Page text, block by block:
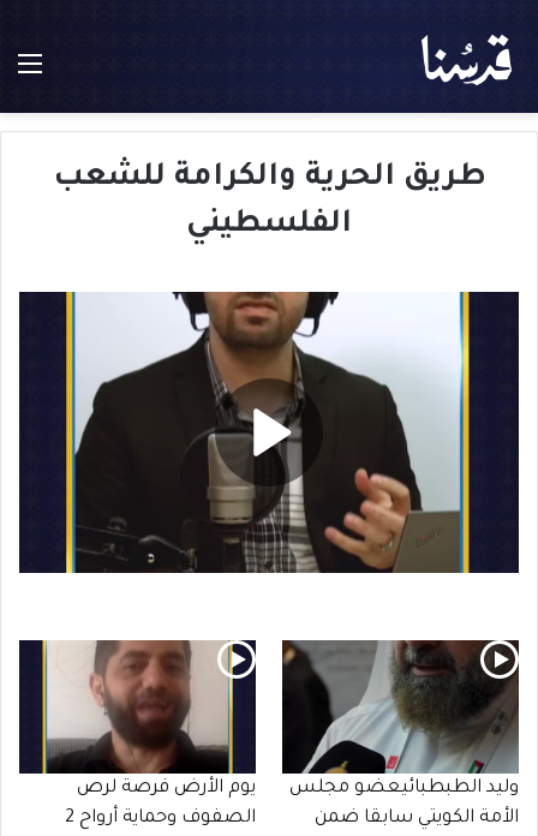
طريق الحرية والكرامة للشعب
الفلسطيني
وليد الطبطبائيعضو مجلس
الأمة الكويتي سابقا ضمن
يوم الأرض فرصة لرص
الصفوف وحماية أرواح 2